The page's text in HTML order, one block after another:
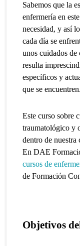
Sabemos que la
enfermería en
necesidad, y así
cada día se
unos cuidados de
resulta
específicos y
que se encuentren.
Este curso sobre
traumatológico y
dentro de
En DAE
cursos de
de Formación
Objetivos